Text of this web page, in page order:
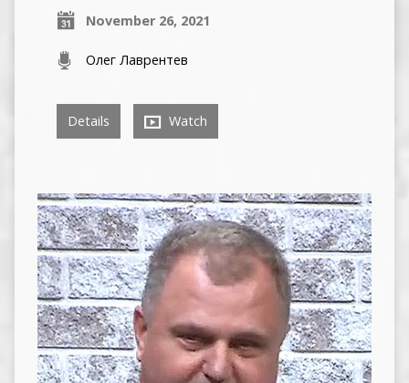
November 26, 2021
Олег Лаврентев
Details Watch